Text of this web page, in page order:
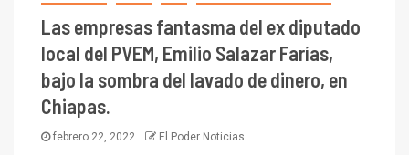
Las empresas fantasma del ex diputado
local del PVEM, Emilio Salazar Farías,
bajo la sombra del lavado de dinero, en
Chiapas.
febrero 22, 2022 El Poder Noticias